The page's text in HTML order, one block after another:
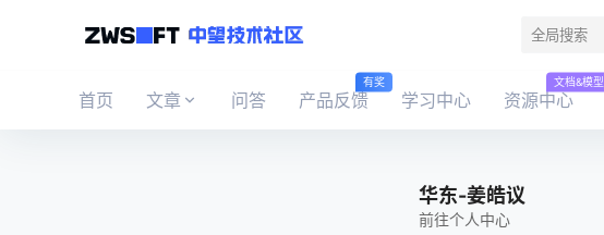
首页 文章 问答 产品反馈
有奖
学习中心 资源中心
文档&模型
华东-姜皓议
前往个人中心